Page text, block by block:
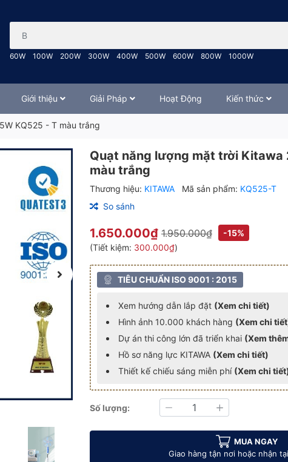
60W 100W 200W 300W 400W 500W 600W 800W 1000W
Giới thiệu Giải Pháp Hoạt Động Kiến thức
KQ525 - T màu trắng
- T màu trắng
25W KQ525 - T màu trắng
mặt trời Kitawa 25W KQ525 - T màu trắng
Quạt năng lượng mặt trời Kitawa 25W KQ525 - T màu trắng
Quạt năng lượng mặt trời Kitawa 25W KQ525 - T
Quạt năng lượng mặt trời Kitawa
Quạt năng lượng mặt trời Kitawa
màu trắng
Thương hiệu: KITAWA Mã sản phẩm: KQ525-T
So sánh
1.650.000₫ 1.950.000₫
-15%
(Tiết kiệm: 300.000₫)
TIÊU CHUẨN ISO 9001 : 2015
Xem hướng dẫn lắp đặt (Xem chi tiết)
Hình ảnh 10.000 khách hàng (Xem chi
Dự án thi công lớn đã triển khai (Xem
Hồ sơ năng lực KITAWA (Xem chi tiết)
Thiết kế chiếu sáng miễn phí (Xem chi
Số lượng:
Giảm Tăng
MUA NGAY
Giao hàng tận nơi hoặc nhận